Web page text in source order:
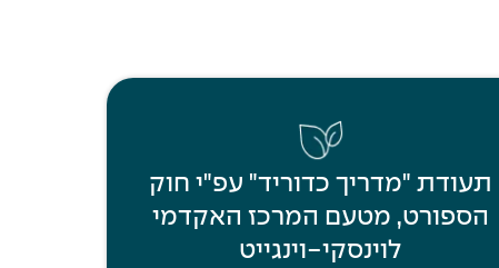
תעודת "מדריך כדוריד" עפ"י חוק
הספורט, מטעם המרכז האקדמי
לוינסקי-וינגייט